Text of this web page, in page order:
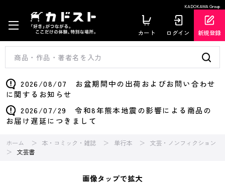
KADOKAWA Group
カート ログイン 新規登録
2026/08/07 お盆期間中の出荷およびお問い合わせ
に関するお知らせ
2026/07/29 令和8年熊本地震の影響による商品の
お届け遅延につきまして
ホーム 本・コミック・雑誌 単行本
文芸・ノンフィクション
文芸書
画像タップで拡大